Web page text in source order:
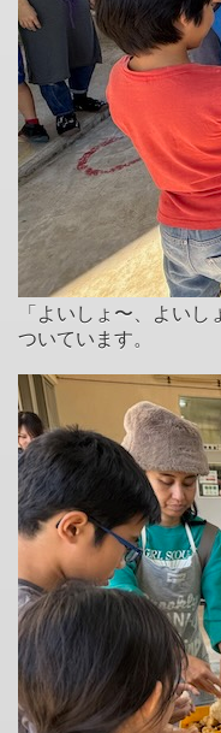
「よいしょ〜、よい
ついています。